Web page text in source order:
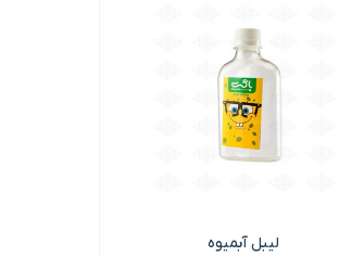
لیبل آبمیوه